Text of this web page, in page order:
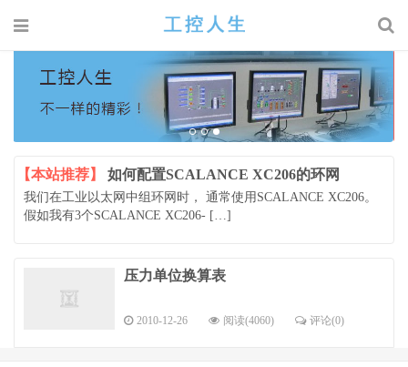
【本站推荐】 如何配置SCALANCE XC206的环网
我们在工业以太网中组环网时， 通常使用SCALANCE XC206。
假如我有3个SCALANCE XC206- […]
压力单位换算表
2010-12-26 阅读(4060) 评论(0)